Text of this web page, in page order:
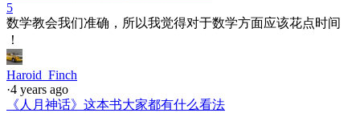
5
数学教会我们准确，所以我觉得对于数学方面应该花点时间
！
Haroid_Finch
·4 years ago
《人月神话》这本书大家都有什么看法